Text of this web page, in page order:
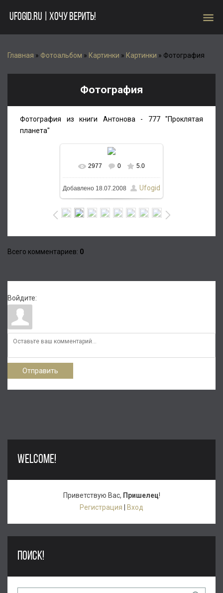
UFOGID.RU | ХОЧУ ВЕРИТЬ! menu
Главная » Фотоальбом » Картинки » Картинки » Фотография
Фотография
Фотография из книги Антонова - 777 "Проклятая
планета"
2977 0 5.0
Добавлено 18.07.2008 Ufogid
Всего комментариев: 0
Войдите:
Отправить
WELCOME!
Приветствую Вас, Пришелец!
Регистрация
Вход
ПОИСК!